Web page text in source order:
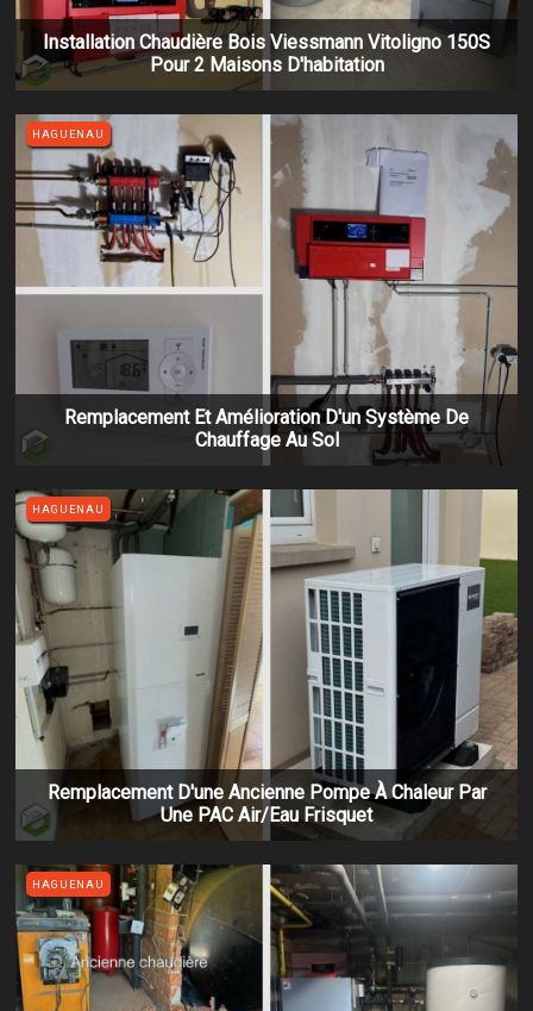
Installation Chaudière Bois Viessmann Vitoligno 150S
Pour 2 Maisons D'habitation
​Remplacement Et Amélioration D'un Système De
Chauffage Au Sol
HAGUENAU
Remplacement D'une Ancienne Pompe À Chaleur Par
Une PAC Air/eau Frisquet
HAGUENAU
HAGUENAU